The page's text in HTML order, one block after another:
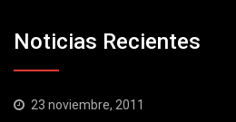
Noticias Recientes
23 noviembre, 2011